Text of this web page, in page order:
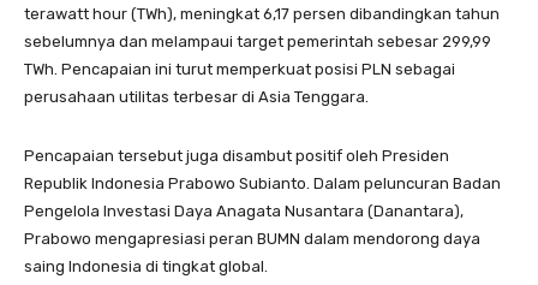
terawatt hour (TWh), meningkat 6,17 persen dibandingkan tahun
sebelumnya dan melampaui target pemerintah sebesar 299,99
TWh. Pencapaian ini turut memperkuat posisi PLN sebagai
perusahaan utilitas terbesar di Asia Tenggara.
Pencapaian tersebut juga disambut positif oleh Presiden
Republik Indonesia Prabowo Subianto. Dalam peluncuran Badan
Pengelola Investasi Daya Anagata Nusantara (Danantara),
Prabowo mengapresiasi peran BUMN dalam mendorong daya
saing Indonesia di tingkat global.